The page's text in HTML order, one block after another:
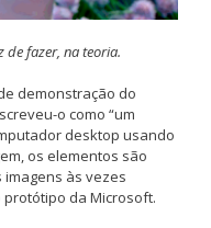
de fazer, na teoria.
demonstração do
o como “um
desktop usando
os elementos são
imagens às vezes
da Microsoft.